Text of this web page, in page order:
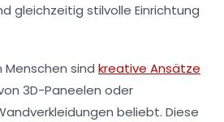
gleichzeitig stilvolle Einrichtung
sind kreative Ansätze
3D-Paneelen oder
beliebt. Diese